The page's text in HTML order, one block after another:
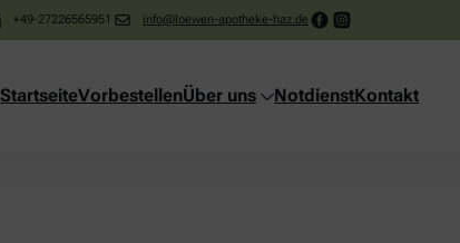
+49-27226565951 info@loewen-apotheke-haz.de
StartseiteVorbestellenÜber uns NotdienstKontakt